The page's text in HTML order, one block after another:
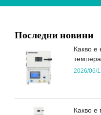
Последни новини
Какво е
2026/06/
Какво е